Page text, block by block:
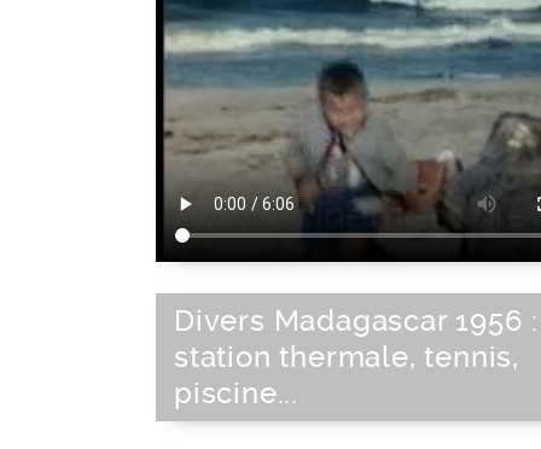
Divers Madagascar 1956 :
station thermale, tennis,
piscine...